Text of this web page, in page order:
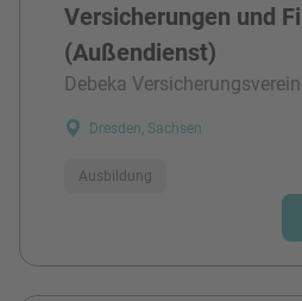
Versicherungen und
(Außendienst)
Debeka
Dresden, Sachsen
Ausbildung